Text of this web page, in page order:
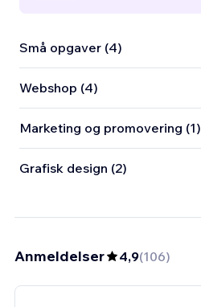
Små opgaver (4)
Webshop (4)
Marketing og promovering (1)
Grafisk design (2)
Anmeldelser 4,9(106)